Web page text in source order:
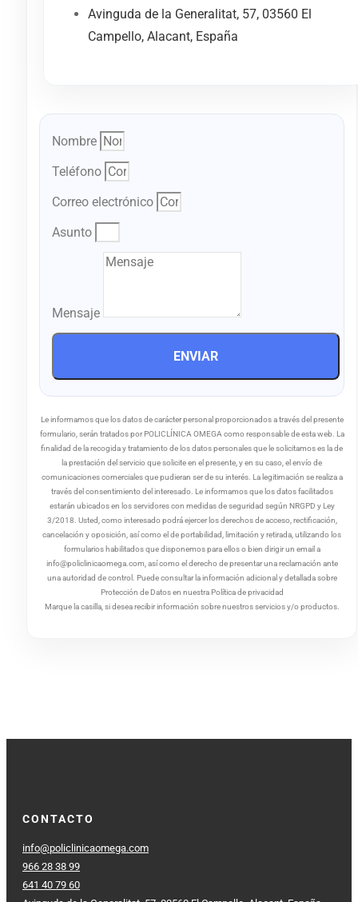
Avinguda de la Generalitat, 57, 03560 El
Campello, Alacant, España
Nombre
Teléfono
Correo electrónico
Asunto
Mensaje
ENVIAR
Le informamos que los datos de carácter personal proporcionados a través del presente
formulario, serán tratados por POLICLÍNICA OMEGA como responsable de esta web. La
finalidad de la recogida y tratamiento de los datos personales que le solicitamos es la de
la prestación del servicio que solicite en el presente, y en su caso, el envío de
comunicaciones comerciales que pudieran ser de su interés. La legitimación se realiza a
través del consentimiento del interesado. Le informamos que los datos facilitados
estarán ubicados en los servidores con medidas de seguridad según NRGPD y Ley
3/2018. Usted, como interesado podrá ejercer los derechos de acceso, rectificación,
cancelación y oposición, así como el de portabilidad, limitación y retirada, utilizando los
formularios habilitados que disponemos para ellos o bien dirigir un email a
info@policlinicaomega.com, así como el derecho de presentar una reclamación ante
una autoridad de control. Puede consultar la información adicional y detallada sobre
Protección de Datos en nuestra Política de privacidad
Marque la casilla, si desea recibir información sobre nuestros servicios y/o productos.
CONTACTO
info@policlinicaomega.com
966 28 38 99
641 40 79 60